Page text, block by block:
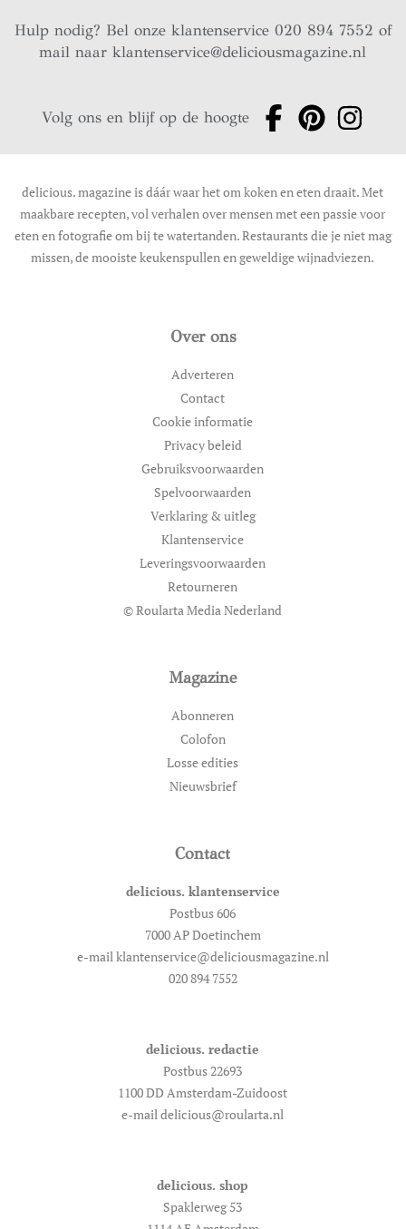
Hulp nodig? Bel onze klantenservice 020 894 7552 of
mail naarklantenservice@deliciousmagazine.nl
Volg ons en blijf op de hoogte
delicious. magazine is dáár waar het om koken en eten draait. Met
maakbare recepten, vol verhalen over mensen met een passie voor
eten en fotografie om bij te watertanden. Restaurants die je niet mag
missen, de mooiste keukenspullen en geweldige wijnadviezen.
Over ons
Adverteren
Contact
Cookie informatie
Privacy beleid
Gebruiksvoorwaarden
Spelvoorwaarden
Verklaring & uitleg
Klantenservice
Leveringsvoorwaarden
Retourneren
© Roularta Media Nederland
Magazine
Abonneren
Colofon
Losse edities
Nieuwsbrief
Contact
delicious. klantenservice
Postbus 606
7000 AP Doetinchem
e-mail klantenservice@deliciousmagazine.nl
020 894 7552
delicious. redactie
Postbus 22693
1100 DD Amsterdam-Zuidoost
e-mail delicious@roularta.nl
delicious. shop
Spaklerweg 53